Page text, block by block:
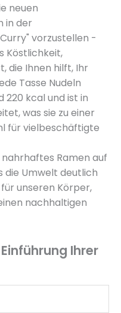
neuen
in der
vorzustellen -
Köstlichkeit,
die Ihnen hilft, Ihr
Tasse Nudeln
220 kcal und ist in
was sie zu einer
für vielbeschäftigte
Ramen auf
die Umwelt deutlich
unseren Körper,
nachhaltigen
Ihrer